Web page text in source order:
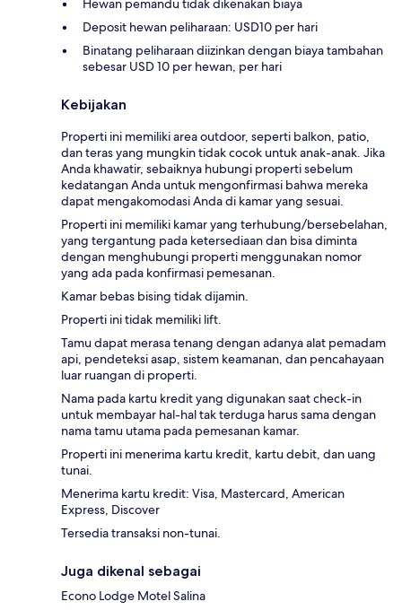
Hewan pemandu tidak dikenakan biaya
Deposit hewan peliharaan: USD10 per hari
Binatang peliharaan diizinkan dengan biaya tambahan
sebesar USD 10 per hewan, per hari
Kebijakan
Properti ini memiliki area outdoor, seperti balkon, patio,
dan teras yang mungkin tidak cocok untuk anak-anak. Jika
Anda khawatir, sebaiknya hubungi properti sebelum
kedatangan Anda untuk mengonfirmasi bahwa mereka
dapat mengakomodasi Anda di kamar yang sesuai.
Properti ini memiliki kamar yang terhubung/bersebelahan,
yang tergantung pada ketersediaan dan bisa diminta
dengan menghubungi properti menggunakan nomor
yang ada pada konfirmasi pemesanan.
Kamar bebas bising tidak dijamin.
Properti ini tidak memiliki lift.
Tamu dapat merasa tenang dengan adanya alat pemadam
api, pendeteksi asap, sistem keamanan, dan pencahayaan
luar ruangan di properti.
Nama pada kartu kredit yang digunakan saat check-in
untuk membayar hal-hal tak terduga harus sama dengan
nama tamu utama pada pemesanan kamar.
Properti ini menerima kartu kredit, kartu debit, dan uang
tunai.
Menerima kartu kredit: Visa, Mastercard, American
Express, Discover
Tersedia transaksi non-tunai.
Juga dikenal sebagai
Econo Lodge Motel Salina